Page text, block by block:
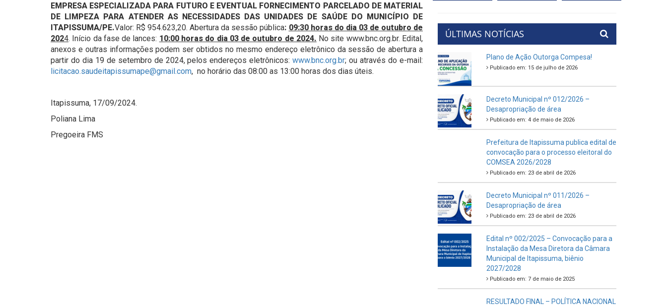
EMPRESA ESPECIALIZADA PARA FUTURO E EVENTUAL FORNECIMENTO PARCELADO DE MATERIAL
DE LIMPEZA PARA ATENDER AS NECESSIDADES DAS UNIDADES DE SAÚDE DO MUNICÍPIO DE
ITAPISSUMA/PE.Valor: R$ 954.623,20. Abertura da sessão pública: 09:30 horas do dia 03 de outubro de
2024. Início da fase de lances: 10:00 horas do dia 03 de outubro de 2024. No site www.bnc.org.br. Edital,
anexos e outras informações podem ser obtidos no mesmo endereço eletrônico da sessão de abertura a
partir do dia 19 de setembro de 2024, pelos endereços eletrônicos:www.bnc.org.br; ou através do e-mail:
licitacao.saudeitapissumape@gmail.com, no horário das 08:00 as 13:00 horas dos dias úteis.
Itapissuma, 17/09/2024.
Poliana Lima
Pregoeira FMS
ÚLTIMAS NOTÍCIAS
Plano de Ação Outorga Compesa!
Publicado em: 15 de julho de 2026
Decreto Municipal nº 012/2026 –
Desapropriação de área
Publicado em: 4 de maio de 2026
Prefeitura de Itapissuma publica edital de
convocação para o processo eleitoral do
COMSEA 2026/2028
Publicado em: 23 de abril de 2026
Decreto Municipal nº 011/2026 –
Desapropriação de área
Publicado em: 23 de abril de 2026
Edital nº 002/2025 – Convocação para a
Instalação da Mesa Diretora da Câmara
Municipal de Itapissuma, biênio
2027/2028
Publicado em: 7 de maio de 2025
RESULTADO FINAL – POLÍTICA NACIONAL